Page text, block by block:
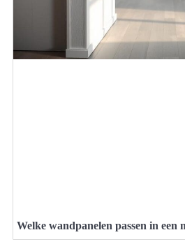
Welke wandpanelen passen in een